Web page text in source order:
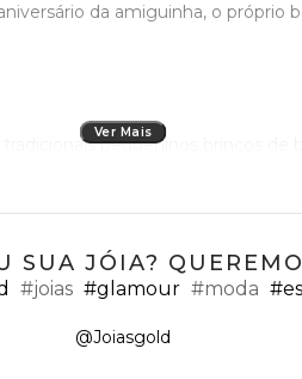
da amiguinha, o
pequeninos brincos
o presente para
Ver Mais
SUA JÓIA?
#joias #glamour #moda
@Joiasgold